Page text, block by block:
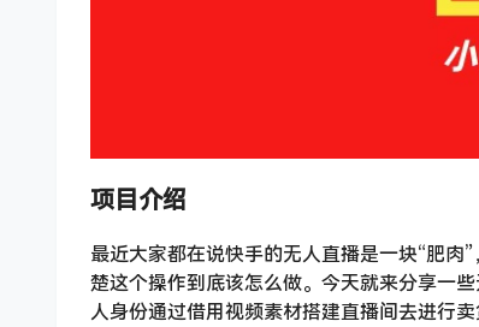
项目介绍
最近大家都在说快手的无人直播是一块“肥
楚这个操作到底该怎么做。今天就来分享一
人身份通过借用视频素材搭建直播间去进行